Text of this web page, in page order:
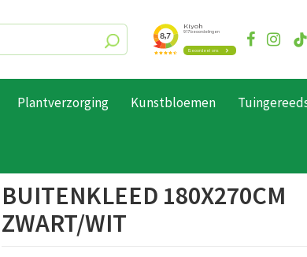
Plantverzorging Kunstbloemen
BUITENKLEED 180X270CM
ZWART/WIT